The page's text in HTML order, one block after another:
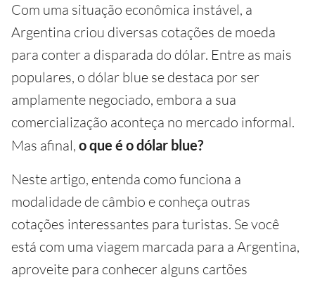
Com uma situação econômica instável, a
Argentina criou diversas cotações de moeda
para conter a disparada do dólar. Entre as mais
populares, o dólar blue se destaca por ser
amplamente negociado, embora a sua
comercialização aconteça no mercado informal.
Mas afinal, o que é o dólar blue?
Neste artigo, entenda como funciona a
modalidade de câmbio e conheça outras
cotações interessantes para turistas. Se você
está com uma viagem marcada para a Argentina,
aproveite para conhecer alguns cartões